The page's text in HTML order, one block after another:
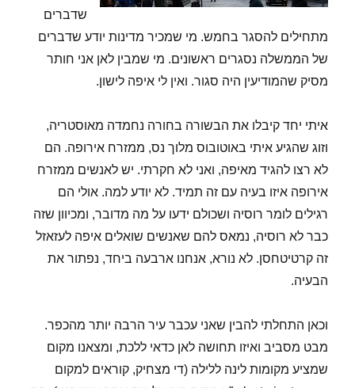
שדברים
מתחילים להסגר בחמש. מי שמכיר מדינות יודע שדברים
של הממשלה נסגרים ראשונים. מי שמבין לאן אני חותר
מסיק שהמודיעין היה סגור. ואין לי איפה לישון.
איתי יחד קיבלו את הבשורה בחורה נחמדה מאוסטריה,
וזוג שהגיע איתי באוטובוס מלוך נס, ממזרח אירופה. הם
לא רצו להגיד מאיפה, ואני לא חקרתי. יש לאנשים ממזרח
אירופה איזו בעיה עם זה תמיד. לא יודע למה. אולי הם
רגילים לומר רוסיה ושכולם ידעו על מה מדובר, ומכיוון שזה
כבר לא רוסיה, נמאס להם שאנשים שואלים איפה לעזאזל
זה קרטיטחסן. לא נורא, אנחנו ארבעה ביחד, נפתור את
הבעיה.
וכאן התחלתי להבין שאני עכבר עיר הרבה יותר מהכפר.
מבט מסביב ואיזו תחושה לאן כדאי ללכת, ומצאנו מקום
שמציע מקומות לינה ללילה (די מצחיק, קוראים למקום